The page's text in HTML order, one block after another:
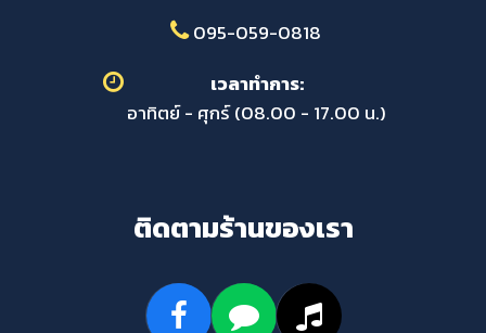
095-059-0818
เวลาทำการ:
อาทิตย์ - ศุกร์ (08.00 - 17.00 น.)
ติดตามร้านของเรา